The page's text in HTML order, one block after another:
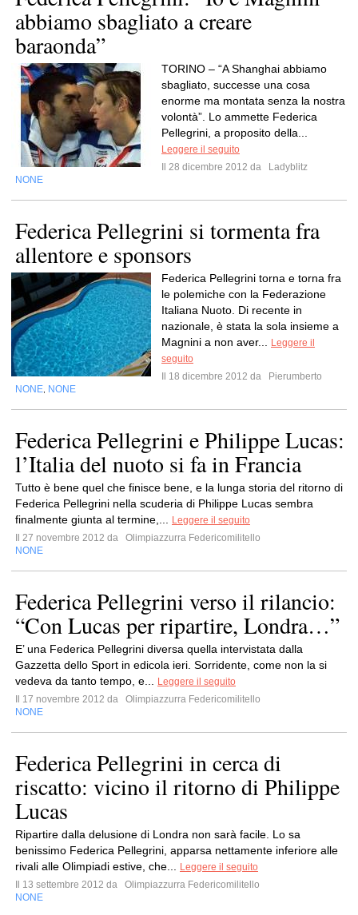
abbiamo sbagliato a creare
baraonda”
TORINO – “A Shanghai abbiamo
sbagliato, successe una cosa
enorme ma montata senza la nostra
volontà”. Lo ammette Federica
Pellegrini, a proposito della...
Leggere il seguito
Il 28 dicembre 2012 da
Ladyblitz
NONE
Federica Pellegrini si tormenta fra
allentore e sponsors
Federica Pellegrini torna e torna fra
le polemiche con la Federazione
Italiana Nuoto. Di recente in
nazionale, è stata la sola insieme a
Magnini a non aver...
Leggere il
seguito
Il 18 dicembre 2012 da
Pierumberto
NONE NONE
Federica Pellegrini e Philippe Lucas:
l’Italia del nuoto si fa in Francia
Tutto è bene quel che finisce bene, e la lunga storia del ritorno di
Federica Pellegrini nella scuderia di Philippe Lucas sembra
finalmente giunta al termine,...
Leggere il seguito
Il 27 novembre 2012 da
Olimpiazzurra Federicomilitello
NONE
Federica Pellegrini verso il rilancio:
“Con Lucas per ripartire, Londra…”
E’ una Federica Pellegrini diversa quella intervistata dalla
Gazzetta dello Sport in edicola ieri. Sorridente, come non la si
vedeva da tanto tempo, e...
Leggere il seguito
Il 17 novembre 2012 da
Olimpiazzurra Federicomilitello
NONE
Federica Pellegrini in cerca di
riscatto: vicino il ritorno di Philippe
Lucas
Ripartire dalla delusione di Londra non sarà facile. Lo sa
benissimo Federica Pellegrini, apparsa nettamente inferiore alle
rivali alle Olimpiadi estive, che...
Leggere il seguito
Il 13 settembre 2012 da
Olimpiazzurra Federicomilitello
NONE